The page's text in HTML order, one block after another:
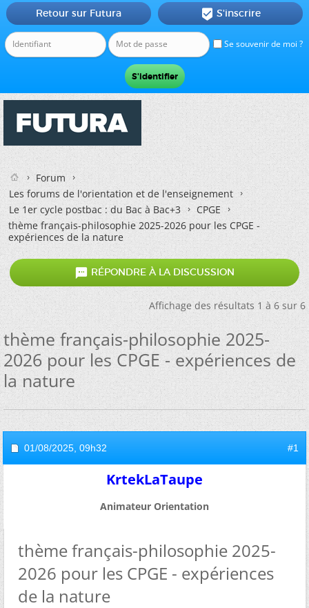
Se souvenir de moi ?
Retour sur Futura  S'inscrire
Forum
Les forums de l'orientation et de l'enseignement
Le 1er cycle postbac : du Bac à Bac+3
CPGE
thème français-philosophie 2025-2026 pour les CPGE -
expériences de la nature
 RÉPONDRE À LA DISCUSSION
Affichage des résultats 1 à 6 sur 6
thème français-philosophie 2025-
2026 pour les CPGE - expériences de
la nature
01/08/2025, 09h32 #1
KrtekLaTaupe
Animateur Orientation
thème français-philosophie 2025-
2026 pour les CPGE - expériences
de la nature